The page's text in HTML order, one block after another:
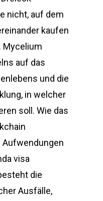
nicht, auf dem
kaufen
Mycelium
auf das
und die
in welcher
soll. Wie das
visa
die
Ausfälle,